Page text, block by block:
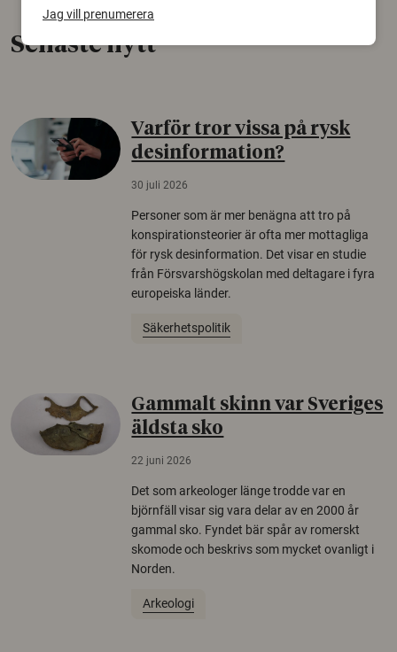
Senaste nytt
Varför tror vissa på rysk
desinformation?
30 juli 2026
Personer som är mer benägna att tro på
konspirationsteorier är ofta mer mottagliga
för rysk desinformation. Det visar en studie
från Försvarshögskolan med deltagare i fyra
europeiska länder.
Säkerhetspolitik
Gammalt skinn var Sveriges
äldsta sko
22 juni 2026
Det som arkeologer länge trodde var en
björnfäll visar sig vara delar av en 2000 år
gammal sko. Fyndet bär spår av romerskt
skomode och beskrivs som mycket ovanligt i
Norden.
Arkeologi
Jag vill prenumerera